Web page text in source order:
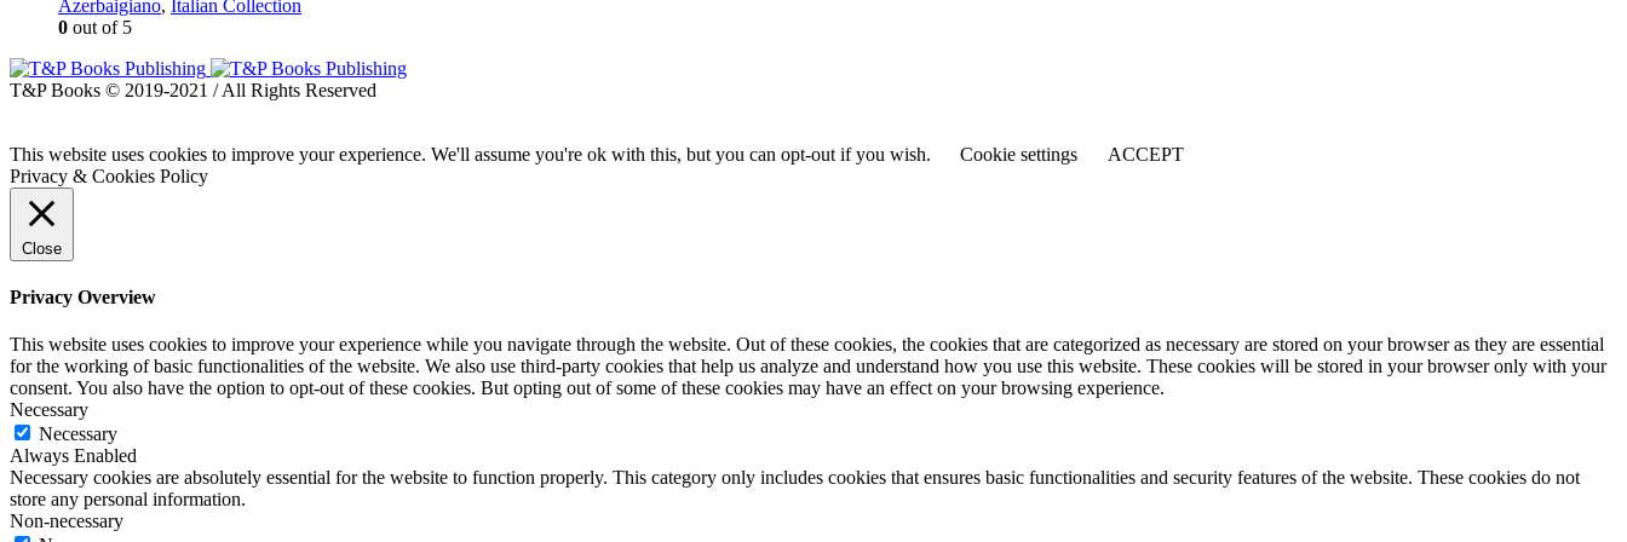
Azerbaigiano, Italian Collection
0 out of 5
T&P Books © 2019-2021 / All Rights Reserved
This website uses cookies to improve your experience. We'll assume you're ok with this, but you can opt-out if you wish. Cookie settings
ACCEPT
Privacy & Cookies Policy
Close
Privacy Overview
This website uses cookies to improve your experience while you navigate through the website. Out of these cookies, the cookies that are categorized as necessary are stored on your browser as they are essential
for the working of basic functionalities of the website. We also use third-party cookies that help us analyze and understand how you use this website. These cookies will be stored in your browser only with your
consent. You also have the option to opt-out of these cookies. But opting out of some of these cookies may have an effect on your browsing experience.
Necessary
Necessary
Always Enabled
Necessary cookies are absolutely essential for the website to function properly. This category only includes cookies that ensures basic functionalities and security features of the website. These cookies do not
store any personal information.
Non-necessary